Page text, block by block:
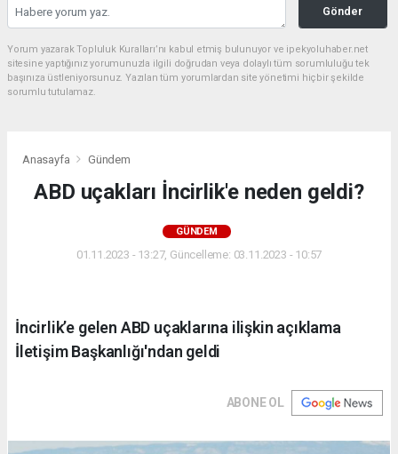
Gönder
Yorum yazarak Topluluk Kuralları’nı kabul etmiş bulunuyor ve ipekyoluhaber.net
sitesine yaptığınız yorumunuzla ilgili doğrudan veya dolaylı tüm sorumluluğu tek
başınıza üstleniyorsunuz. Yazılan tüm yorumlardan site yönetimi hiçbir şekilde
sorumlu tutulamaz.
Anasayfa Gündem
ABD uçakları İncirlik'e neden geldi?
GÜNDEM
01.11.2023 - 13:27, Güncelleme: 03.11.2023 - 10:57
İncirlik’e gelen ABD uçaklarına ilişkin açıklama
İletişim Başkanlığı'ndan geldi
ABONE OL